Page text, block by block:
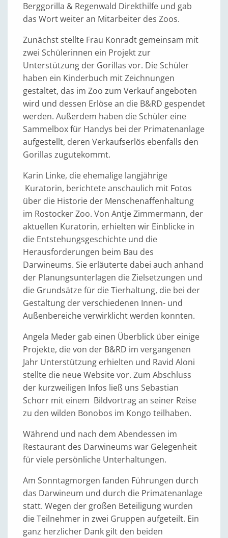
Berggorilla & Regenwald Direkthilfe und gab
das Wort weiter an Mitarbeiter des Zoos.
Zunächst stellte Frau Konradt gemeinsam mit
zwei Schülerinnen ein Projekt zur
Unterstützung der Gorillas vor. Die Schüler
haben ein Kinderbuch mit Zeichnungen
gestaltet, das im Zoo zum Verkauf angeboten
wird und dessen Erlöse an die B&RD gespendet
werden. Außerdem haben die Schüler eine
Sammelbox für Handys bei der Primatenanlage
aufgestellt, deren Verkaufserlös ebenfalls den
Gorillas zugutekommt.
Karin Linke, die ehemalige langjährige
Kuratorin, berichtete anschaulich mit Fotos
über die Historie der Menschenaffenhaltung
im Rostocker Zoo. Von Antje Zimmermann, der
aktuellen Kuratorin, erhielten wir Einblicke in
die Entstehungsgeschichte und die
Herausforderungen beim Bau des
Darwineums. Sie erläuterte dabei auch anhand
der Planungsunterlagen die Zielsetzungen und
die Grundsätze für die Tierhaltung, die bei der
Gestaltung der verschiedenen Innen- und
Außenbereiche verwirklicht werden konnten.
Angela Meder gab einen Überblick über einige
Projekte, die von der B&RD im vergangenen
Jahr Unterstützung erhielten und Ravid Aloni
stellte die neue Website vor. Zum Abschluss
der kurzweiligen Infos ließ uns Sebastian
Schorr mit einem Bildvortrag an seiner Reise
zu den wilden Bonobos im Kongo teilhaben.
Während und nach dem Abendessen im
Restaurant des Darwineums war Gelegenheit
für viele persönliche Unterhaltungen.
Am Sonntagmorgen fanden Führungen durch
das Darwineum und durch die Primatenanlage
statt. Wegen der großen Beteiligung wurden
die Teilnehmer in zwei Gruppen aufgeteilt. Ein
ganz herzlicher Dank gilt den beiden